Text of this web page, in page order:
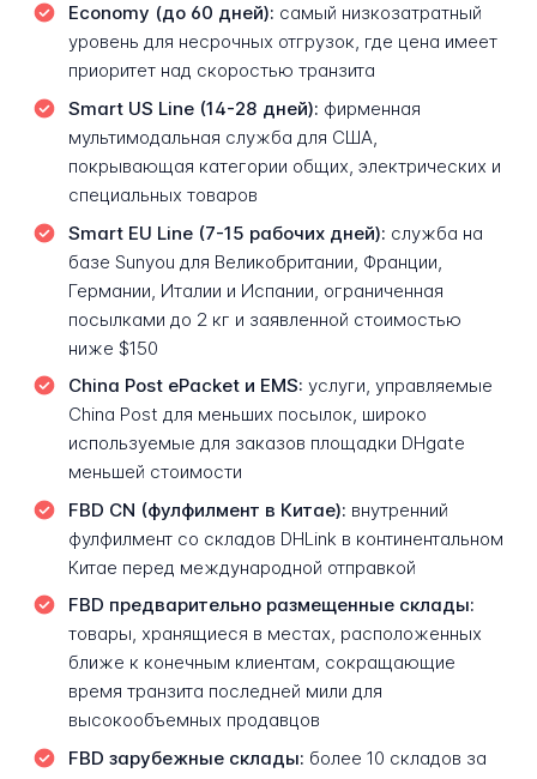
Economy (до 60 дней): самый низкозатратный
уровень для несрочных отгрузок, где цена имеет
приоритет над скоростью транзита
Smart US Line (14-28 дней): фирменная
мультимодальная служба для США,
покрывающая категории общих, электрических и
специальных товаров
Smart EU Line (7-15 рабочих дней): служба на
базе Sunyou для Великобритании, Франции,
Германии, Италии и Испании, ограниченная
посылками до 2 кг и заявленной стоимостью
ниже $150
China Post ePacket и EMS: услуги, управляемые
China Post для меньших посылок, широко
используемые для заказов площадки DHgate
меньшей стоимости
FBD CN (фулфилмент в Китае): внутренний
фулфилмент со складов DHLink в континентальном
Китае перед международной отправкой
FBD предварительно размещенные склады:
товары, хранящиеся в местах, расположенных
ближе к конечным клиентам, сокращающие
время транзита последней мили для
высокообъемных продавцов
FBD зарубежные склады: более 10 складов за